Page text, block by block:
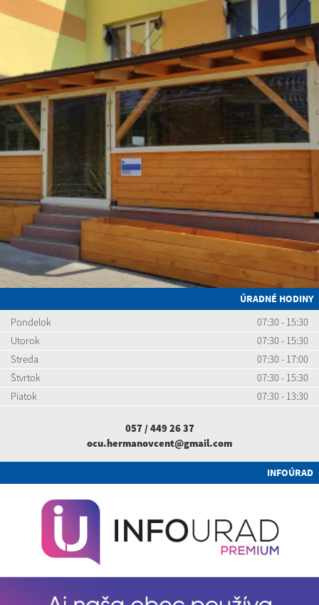
ÚRADNÉ HODINY
Pondelok
07:30 - 15:30
Utorok
07:30 - 15:30
Streda
07:30 - 17:00
Štvrtok
07:30 - 15:30
Piatok
07:30 - 13:30
057 / 449 26 37
ocu.hermanovcent@gmail.com
INFOÚRAD